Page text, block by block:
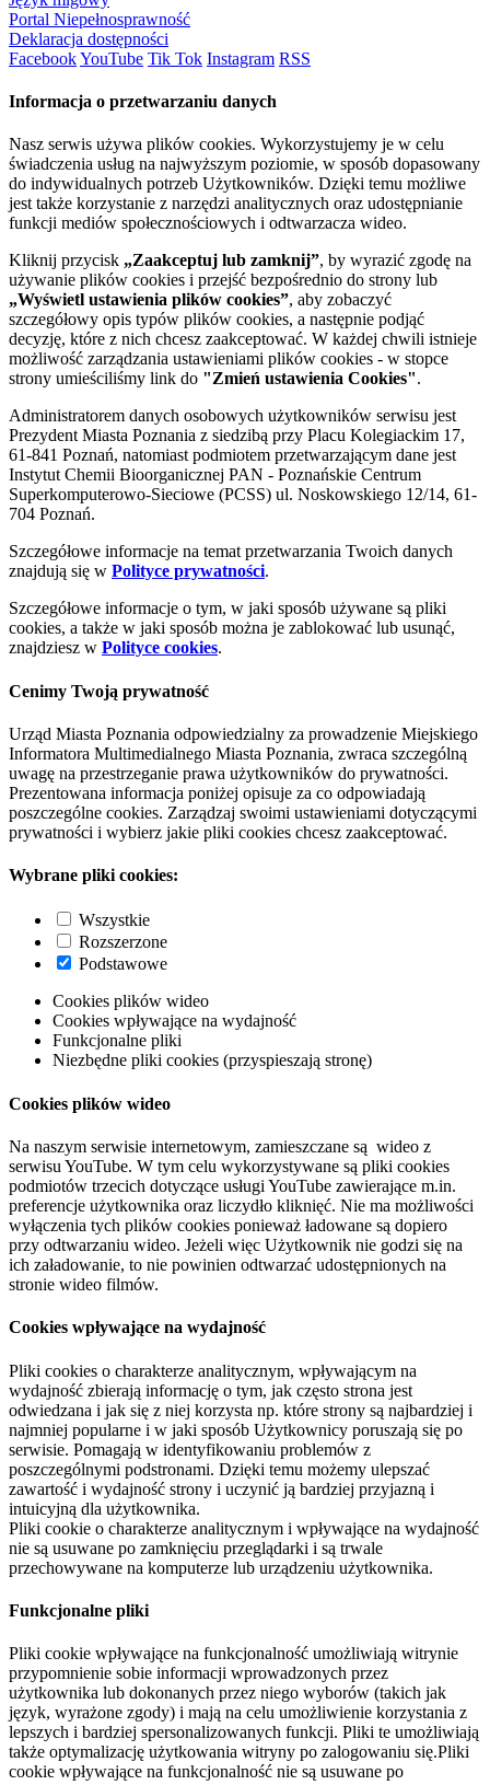
Portal Niepełnosprawność
Deklaracja dostępności
FacebookYouTube Tik Tok Instagram RSS
Informacja o przetwarzaniu danych
Nasz serwis używa plików cookies. Wykorzystujemy je w celu
świadczenia usług na najwyższym poziomie, w sposób dopasowany
do indywidualnych potrzeb Użytkowników. Dzięki temu możliwe
jest także korzystanie z narzędzi analitycznych oraz udostępnianie
funkcji mediów społecznościowych i odtwarzacza wideo.
Kliknij przycisk „Zaakceptuj lub zamknij”, by wyrazić zgodę na
używanie plików cookies i przejść bezpośrednio do strony lub
„Wyświetl ustawienia plików cookies”, aby zobaczyć
szczegółowy opis typów plików cookies, a następnie podjąć
decyzję, które z nich chcesz zaakceptować. W każdej chwili istnieje
możliwość zarządzania ustawieniami plików cookies - w stopce
strony umieściliśmy link do "Zmień ustawienia Cookies".
Administratorem danych osobowych użytkowników serwisu jest
Prezydent Miasta Poznania z siedzibą przy Placu Kolegiackim 17,
61-841 Poznań, natomiast podmiotem przetwarzającym dane jest
Instytut Chemii Bioorganicznej PAN - Poznańskie Centrum
Superkomputerowo-Sieciowe (PCSS) ul. Noskowskiego 12/14, 61-
704 Poznań.
Szczegółowe informacje na temat przetwarzania Twoich danych
znajdują się w Polityce prywatności.
Szczegółowe informacje o tym, w jaki sposób używane są pliki
cookies, a także w jaki sposób można je zablokować lub usunąć,
znajdziesz w Polityce cookies.
Cenimy Twoją prywatność
Urząd Miasta Poznania odpowiedzialny za prowadzenie Miejskiego
Informatora Multimedialnego Miasta Poznania, zwraca szczególną
uwagę na przestrzeganie prawa użytkowników do prywatności.
Prezentowana informacja poniżej opisuje za co odpowiadają
poszczególne cookies. Zarządzaj swoimi ustawieniami dotyczącymi
prywatności i wybierz jakie pliki cookies chcesz zaakceptować.
Wybrane pliki cookies:
Wszystkie
Rozszerzone
Podstawowe
Cookies plików wideo
Cookies wpływające na wydajność
Funkcjonalne pliki
Niezbędne pliki cookies (przyspieszają stronę)
Cookies plików wideo
Na naszym serwisie internetowym, zamieszczane są wideo z
serwisu YouTube. W tym celu wykorzystywane są pliki cookies
podmiotów trzecich dotyczące usługi YouTube zawierające m.in.
preferencje użytkownika oraz liczydło kliknięć. Nie ma możliwości
wyłączenia tych plików cookies ponieważ ładowane są dopiero
przy odtwarzaniu wideo. Jeżeli więc Użytkownik nie godzi się na
ich załadowanie, to nie powinien odtwarzać udostępnionych na
stronie wideo filmów.
Cookies wpływające na wydajność
Pliki cookies o charakterze analitycznym, wpływającym na
wydajność zbierają informację o tym, jak często strona jest
odwiedzana i jak się z niej korzysta np. które strony są najbardziej i
najmniej popularne i w jaki sposób Użytkownicy poruszają się po
serwisie. Pomagają w identyfikowaniu problemów z
poszczególnymi podstronami. Dzięki temu możemy ulepszać
zawartość i wydajność strony i uczynić ją bardziej przyjazną i
intuicyjną dla użytkownika.
Pliki cookie o charakterze analitycznym i wpływające na wydajność
nie są usuwane po zamknięciu przeglądarki i są trwale
przechowywane na komputerze lub urządzeniu użytkownika.
Funkcjonalne pliki
Pliki cookie wpływające na funkcjonalność umożliwiają witrynie
przypomnienie sobie informacji wprowadzonych przez
użytkownika lub dokonanych przez niego wyborów (takich jak
język, wyrażone zgody) i mają na celu umożliwienie korzystania z
lepszych i bardziej spersonalizowanych funkcji. Pliki te umożliwiają
także optymalizację użytkowania witryny po zalogowaniu się.Pliki
cookie wpływające na funkcjonalność nie są usuwane po